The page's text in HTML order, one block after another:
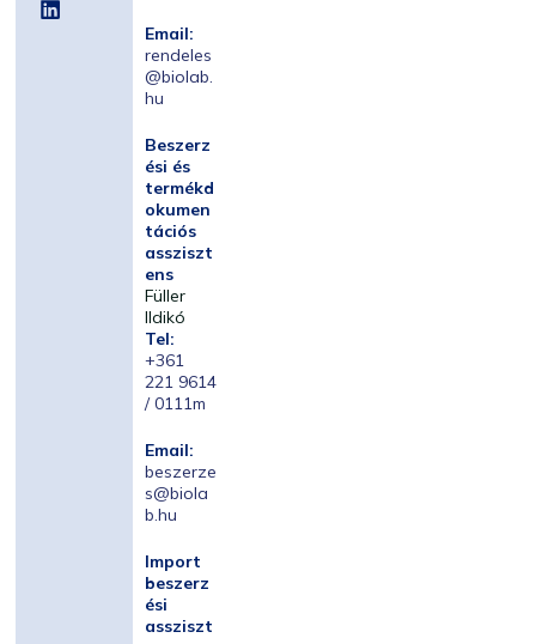
Email:
rendeles
@biolab.
hu
Beszerz
ési és
termékd
okumen
tációs
assziszt
ens
Füller
Ildikó
Tel:
+361
221 9614
/ 0111m
Email:
beszerze
s@biola
b.hu
Import
beszerz
ési
assziszt